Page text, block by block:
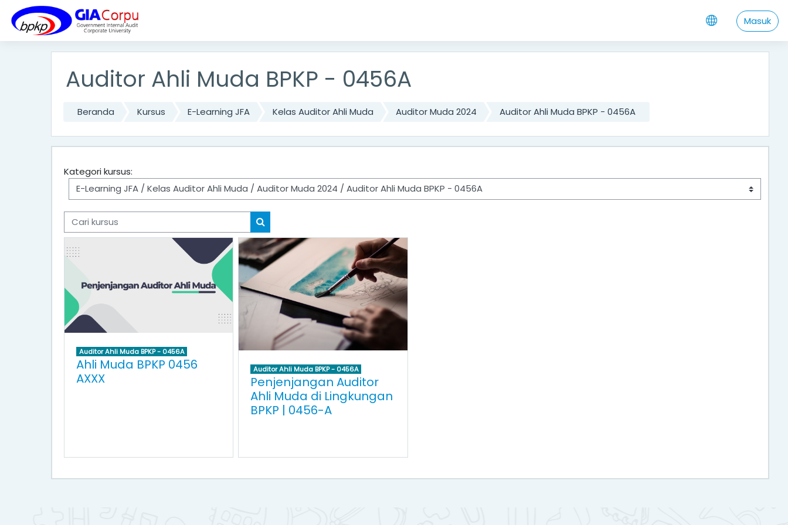
Masuk
Lewati ke konten utama
Auditor Ahli Muda BPKP - 0456A
Beranda Kursus E-Learning JFA Kelas Auditor Ahli Muda Auditor Muda 2024 Auditor Ahli Muda BPKP - 0456A
Kategori kursus:
Cari kursus
Cari kursus
Auditor Ahli Muda BPKP - 0456A
Ahli Muda BPKP 0456
AXXX
Auditor Ahli Muda BPKP - 0456A
Penjenjangan Auditor
Ahli Muda di Lingkungan
BPKP | 0456-A